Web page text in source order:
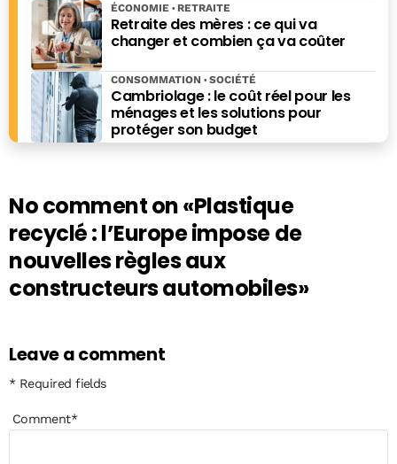
Retraite des mères : ce qui va
changer et combien ça va coûter
ÉCONOMIE RETRAITE
Cambriolage : le coût réel pour les
ménages et les solutions pour
protéger son budget
CONSOMMATION SOCIÉTÉ
No comment on«Plastique
recyclé : l’Europe impose de
nouvelles règles aux
constructeurs automobiles»
Leave a comment
* Required fields
Comment*